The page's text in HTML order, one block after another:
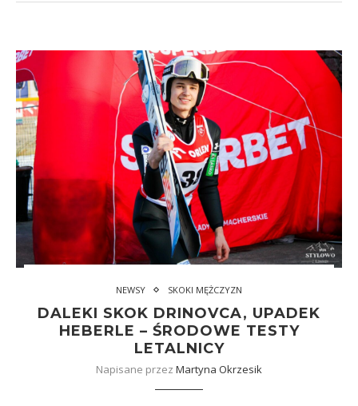
NEWSY SKOKI MĘŻCZYZN
DALEKI SKOK DRINOVCA, UPADEK
HEBERLE – ŚRODOWE TESTY
LETALNICY
Napisane przez Martyna Okrzesik